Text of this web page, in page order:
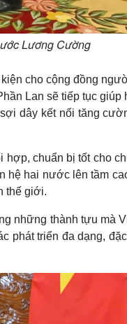
Lương Cường
cho cộng đồng
Lan sẽ tiếp tục giúp
dây kết nối tăng
chuẩn bị tốt cho
hệ hai nước lên tầm
thế giới.
những thành tựu mà
phát triển đa dạng,